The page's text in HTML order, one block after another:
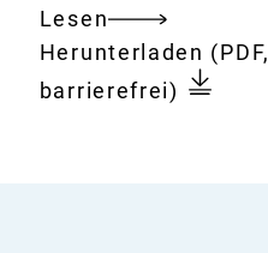
Lesen
Gesamtes
Dokument
Download:
Herunterladen 23.
barrierefrei)